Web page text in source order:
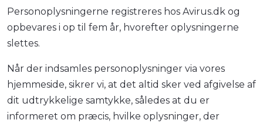
Personoplysningerne registreres hos Avirus.dk og
opbevares i op til fem år, hvorefter oplysningerne
slettes.
Når der indsamles personoplysninger via vores
hjemmeside, sikrer vi, at det altid sker ved afgivelse af
dit udtrykkelige samtykke, således at du er
informeret om præcis, hvilke oplysninger, der